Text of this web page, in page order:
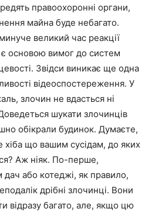
правоохоронні органи,
майна буде небагато.
великий час реакції
основою вимог до систем
Звідси виникає ще одна
відеоспостереження. У
злочин не вдасться ні
шукати злочинців
обікрали будинок. Думаєте,
що вашим сусідам, до яких
Аж ніяк. По-перше,
дач або котеджі, як правило,
дрібні злочинці. Вони
відразу багато, але, якщо цю